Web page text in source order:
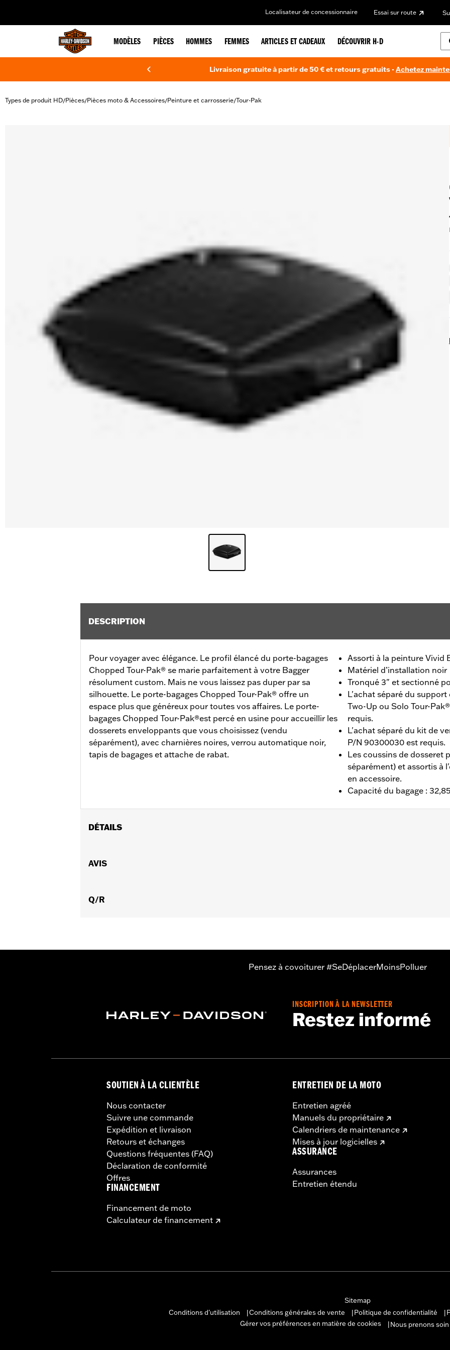
Localisateur de concessionnaire Essai sur route
MODÈLES PIÈCES HOMMES FEMMES ARTICLES ET CADEAUX DÉCOUVRIR H-D
Livraison gratuite à partir de 50 € et retours gratuits -Achetez
Types de produit HD/Pièces/Pièces moto & Accessoires/Peinture et carrosserie/Tour-Pak
DESCRIPTION
Pour voyager avec élégance. Le profil élancé du porte-bagages
Chopped Tour-Pak® se marie parfaitement à votre Bagger
résolument custom. Mais ne vous laissez pas duper par sa
silhouette. Le porte-bagages Chopped Tour-Pak® offre un
espace plus que généreux pour toutes vos affaires. Le porte-
bagages Chopped Tour-Pak®est percé en usine pour accueillir les
dosserets enveloppants que vous choisissez (vendu
séparément), avec charnières noires, verrou automatique noir,
tapis de bagages et attache de rabat.
Assorti à la peinture Vivid
Matériel d’installation noir
Tronqué 3" et sectionné
L'achat séparé du
Two-Up ou Solo Tour-
requis.
L'achat séparé du kit de
P/N 90300030 est requis.
Les coussins de dosseret
séparément) et assortis à
en accessoire.
Capacité du bagage :
DÉTAILS
(sauf FLTRXRRSE à partir de 2025). L'achat séparé d'un support de montage pour Tour-Pak®
l’achat séparé du kit d’entretoises P/N 53001105A. Les modèles FLTRXSTSE et FLHXSTSE
Hauteur:10.7 Inches
AVIS
Q/R
Pensez à covoiturer #SeDéplacerMoinsPolluer
INSCRIPTION À LA NEWSLETTER
Restez informé
SOUTIEN À LA CLIENTÈLE
Nous contacter
Suivre une commande
Expédition et livraison
Retours et échanges
Questions fréquentes (FAQ)
Déclaration de conformité
Offres
FINANCEMENT
Financement de moto
Calculateur de financement
ENTRETIEN DE LA MOTO
Entretien agréé
Manuels du propriétaire
Calendriers de maintenance
Mises à jour logicielles
ASSURANCE
Assurances
Entretien étendu
Sitemap
Conditions d'utilisation
Conditions générales de vente Politique de confidentialité
Gérer vos préférences en matière de cookies
Nous prenons